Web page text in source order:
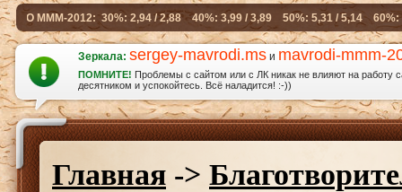
Зеркала: sergey-mavrodi.ms и mavrodi-mmm-
ПОМНИТЕ! Проблемы с сайтом или с ЛК никак не влияют на работу
десятником и успокойтесь. Всё наладится! :-))
Главная ->